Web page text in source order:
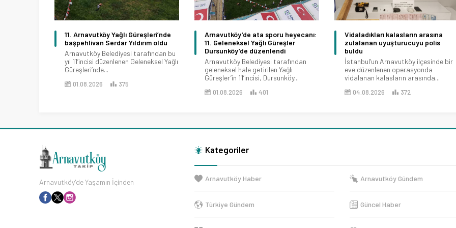
11. Arnavutköy Yağlı Güreşleri’nde
başpehlivan Serdar Yıldırım oldu
Arnavutköy Belediyesi tarafından bu
yıl 11’incisi düzenlenen Geleneksel Yağlı
Güreşleri’nde...
01.08.2026 375
Arnavutköy’de ata sporu heyecanı:
11. Geleneksel Yağlı Güreşler
Dursunköy’de düzenlendi
Arnavutköy Belediyesi tarafından
geleneksel hale getirilen Yağlı
Güreşler’in 11’incisi, Dursunköy...
01.08.2026 401
Vidaladıkları kalasların arasına
zulalanan uyuşturucuyu polis
buldu
İstanbul’un Arnavutköy ilçesinde bir
eve düzenlenen operasyonda
vidalanan kalasların arasında...
04.08.2026 372
Arnavutköy'de Yaşamın İçinden
Kategoriler
Arnavutköy Haber Arnavutköy Gündem
Türkiye Gündem Güncel Haber